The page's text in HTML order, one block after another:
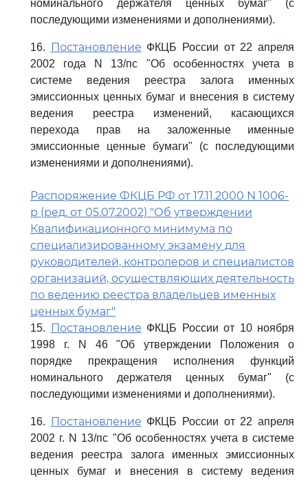
номинального держателя ценных бумаг" (с
последующими изменениями и дополнениями).
16. Постановление ФКЦБ России от 22 апреля
2002 года N 13/пс "Об особенностях учета в
системе ведения реестра залога именных
эмиссионных ценных бумаг и внесения в систему
ведения реестра изменений, касающихся
перехода прав на заложенные именные
эмиссионные ценные бумаги" (с последующими
изменениями и дополнениями).
Распоряжение ФКЦБ РФ от 17.11.2000 N 1006-
р (ред. от 05.07.2002) "Об утверждении
Квалификационного минимума по
специализированному экзамену для
руководителей, контролеров и специалистов
организаций, осуществляющих деятельность
по ведению реестра владельцев именных
ценных бумаг"
15. Постановление ФКЦБ России от 10 ноября
1998 г. N 46 "Об утверждении Положения о
порядке прекращения исполнения функций
номинального держателя ценных бумаг" (с
последующими изменениями и дополнениями).
16. Постановление ФКЦБ России от 22 апреля
2002 г. N 13/пс "Об особенностях учета в системе
ведения реестра залога именных эмиссионных
ценных бумаг и внесения в систему ведения